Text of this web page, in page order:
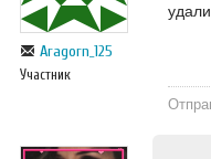
Aragorn_125
Участник